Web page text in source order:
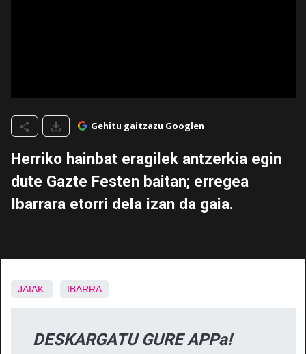
Gehitu gaitzazu Googlen
Herriko hainbat eragilek antzerkia egin
dute Gazte Festen baitan; erregea
Ibarrara etorri dela izan da gaia.
JAIAK IBARRA
DESKARGATU GURE APPa!